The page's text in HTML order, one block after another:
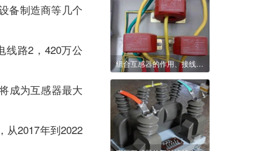
备制造商等几个
线路2，420万公
成为互感器最大
从2017年到2022
组合互感器的作用、接线及使用